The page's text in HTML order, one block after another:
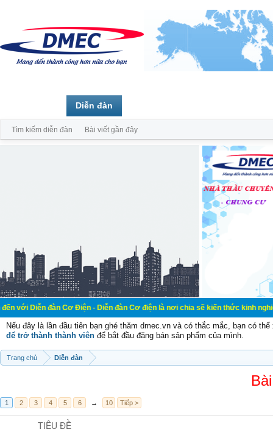
đàn Cơ Điện - Diễn đàn Cơ điện là nơi chia sẽ kiến thức kinh nghiệm
Nếu đây là lần đầu tiên bạn ghé thăm dmec.vn và có thắc mắc, bạn có
để trở thành thành viên để bắt đầu đăng bán sản phẩm của mình.
Trang chủ Diễn đàn
1 2 3 4 5 6 → 10 Tiếp >
TIÊU ĐỀ
Diễn đàn
Tìm kiếm diễn đàn Bài viết gần đây